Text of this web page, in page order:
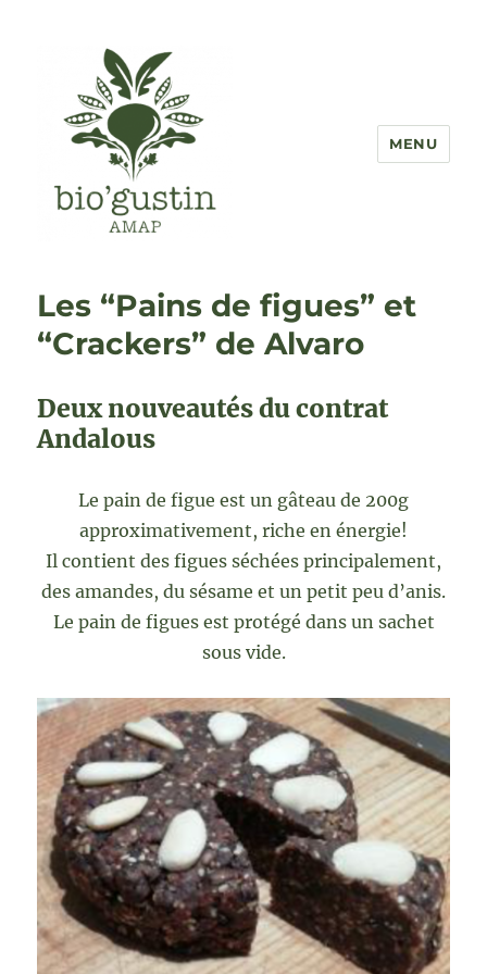
MENU
Les “Pains de figues” et
“Crackers” de Alvaro
Deux nouveautés du contrat
Andalous
Le pain de figue est un gâteau de 200g
approximativement, riche en énergie!
Il contient des figues séchées principalement,
des amandes, du sésame et un petit peu d’anis.
Le pain de figues est protégé dans un sachet
sous vide.